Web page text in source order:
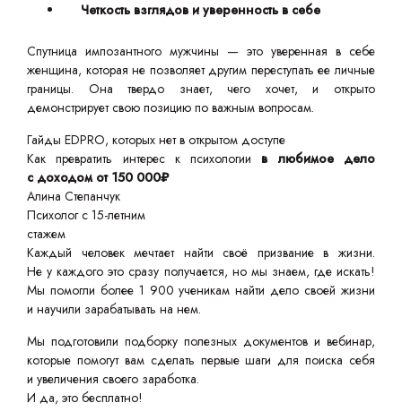
Четкость взглядов и уверенность в себе
Спутница импозантного мужчины — это уверенная в себе
женщина, которая не позволяет другим переступать ее личные
границы. Она твердо знает, чего хочет, и открыто
демонстрирует свою позицию по важным вопросам.
Гайды EDPRO, которых нет в открытом доступе
Как превратить интерес к психологии в любимое дело
с доходом от 150 000₽
Алина Степанчук
Психолог с 15-летним
стажем
Каждый человек мечтает найти своё призвание в жизни.
Не у каждого это сразу получается, но мы знаем, где искать!
Мы помогли более 1 900 ученикам найти дело своей жизни
и научили зарабатывать на нем.
Мы подготовили подборку полезных документов и вебинар,
которые помогут вам сделать первые шаги для поиска себя
и увеличения своего заработка.
И да, это бесплатно!